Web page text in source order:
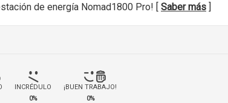
de energía Nomad1800 Pro! [ Saber más ]
INCRÉDULO
0%
¡BUEN TRABAJO!
0%